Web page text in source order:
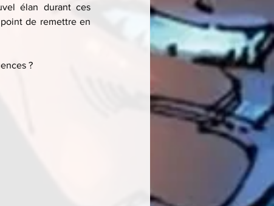
élan durant ces
de remettre en
?